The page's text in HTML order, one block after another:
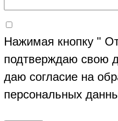
Нажимая кнопку "
подтверждаю свою
даю согласие на
персональных